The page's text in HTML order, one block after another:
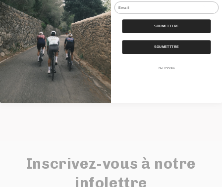
Nos Bundles
Expédition
Partager
Inscrivez-vous à notre
infolettre
Email
SOUMETTTRE
SOUMETTTRE
NO, THANKS